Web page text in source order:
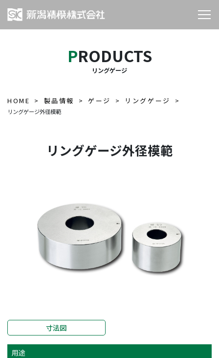
PRODUCTS
リングゲージ
HOME 製品情報 ゲージ リングゲージ
リングゲージ外径模範
リングゲージ外径模範
寸法図
用途